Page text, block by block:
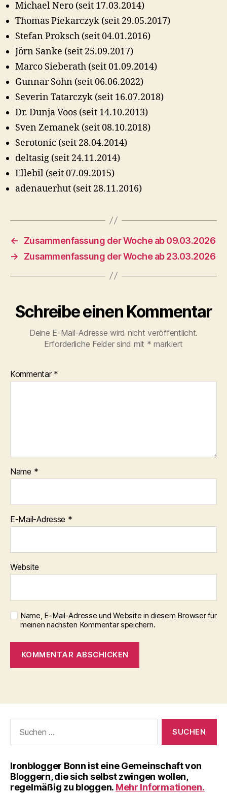
Michael Nero (seit 17.03.2014)
Thomas Piekarczyk (seit 29.05.2017)
Stefan Proksch (seit 04.01.2016)
Jörn Sanke (seit 25.09.2017)
Marco Sieberath (seit 01.09.2014)
Gunnar Sohn (seit 06.06.2022)
Severin Tatarczyk (seit 16.07.2018)
Dr. Dunja Voos (seit 14.10.2013)
Sven Zemanek (seit 08.10.2018)
Serotonic (seit 28.04.2014)
deltasig (seit 24.11.2014)
Ellebil (seit 07.09.2015)
adenauerhut (seit 28.11.2016)
←
Zusammenfassung der Woche ab 09.03.2026
→
Zusammenfassung der Woche ab 23.03.2026
Schreibe einen Kommentar
Deine E-Mail-Adresse wird nicht veröffentlicht.
Erforderliche Felder sind mit * markiert
Kommentar *
Name *
E-Mail-Adresse *
Website
Name, E-Mail-Adresse und Website in diesem Browser für
meinen nächsten Kommentar speichern.
nach:
Iron­blog­ger Bonn ist eine Gemein­schaft von
Blog­gern, die sich selbst zwin­gen wol­len,
regel­mä­ßig zu blog­gen. Mehr Informationen.